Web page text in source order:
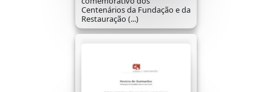
Centenários da Fundação e da
Restauração (...)